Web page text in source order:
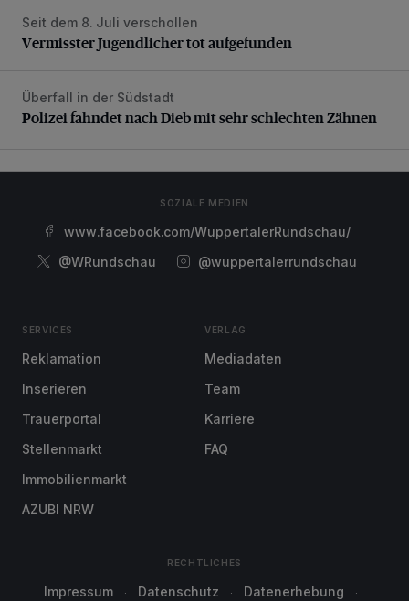
Vermisster Jugendlicher tot aufgefunden
Seit dem 8. Juli verschollen
Vermisster Jugendlicher tot aufgefunden
Polizei fahndet nach Dieb mit sehr schlechten Zähnen
Überfall in der Südstadt
Polizei fahndet nach Dieb mit sehr schlechten Zähnen
SOZIALE MEDIEN
www.facebook.com/WuppertalerRundschau/
@WRundschau
@wuppertalerrundschau
SERVICES
Reklamation
Inserieren
Trauerportal
Stellenmarkt
Immobilienmarkt
AZUBI NRW
VERLAG
Mediadaten
Team
Karriere
FAQ
RECHTLICHES
Impressum Datenschutz Datenerhebung